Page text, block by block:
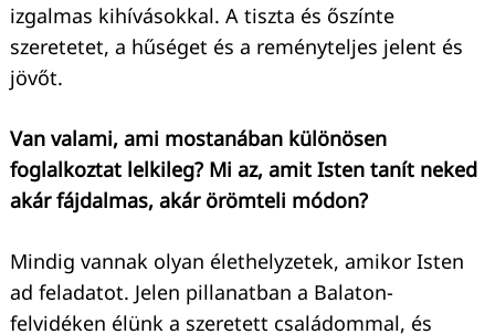
izgalmas kihívásokkal. A tiszta és őszínte
szeretetet, a hűséget és a reményteljes jelent és
jövőt.
Van valami, ami mostanában különösen
foglalkoztat lelkileg? Mi az, amit Isten tanít neked
akár fájdalmas, akár örömteli módon?
Mindig vannak olyan élethelyzetek, amikor Isten
ad feladatot. Jelen pillanatban a Balaton-
felvidéken élünk a szeretett családommal, és
Keresés: